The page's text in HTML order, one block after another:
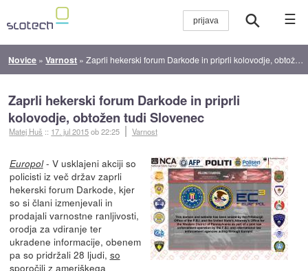
☰
Novice »Varnost »Zaprli hekerski forum Darkode in priprli kolovodje, obtožen tudi Slovenec
Zaprli hekerski forum Darkode in priprli
kolovodje, obtožen tudi Slovenec
Matej Huš :: 17. jul 2015ob 22:25 Varnost
Europol- V usklajeni akciji so
policisti iz več držav zaprli
hekerski forum Darkode, kjer
so si člani izmenjevali in
prodajali varnostne ranljivosti,
orodja za vdiranje ter
ukradene informacije, obenem
pa so pridržali 28 ljudi, so
sporočili z ameriškega